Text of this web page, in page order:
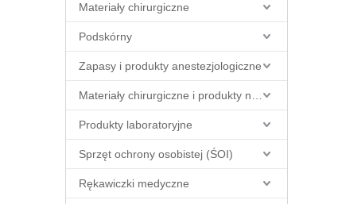
Materiały chirurgiczne
Podskórny
Zapasy i produkty anestezjologiczne
Produkty laboratoryjne
Sprzęt ochrony osobistej (ŚOI)
Rękawiczki medyczne